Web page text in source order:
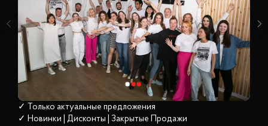
✓ Только актуальные предложения
✓ Новинки | Дисконты | Закрытые Продажи